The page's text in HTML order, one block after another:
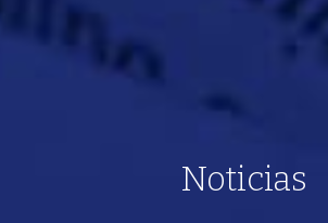
Noticias